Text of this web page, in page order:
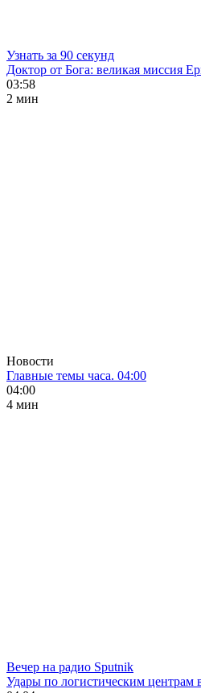
Узнать за 90 секунд
Доктор от Бога: великая миссия
03:58
2 мин
Новости
Главные темы часа. 04:00
04:00
4 мин
Вечер на радио Sputnik
Удары по логистическим